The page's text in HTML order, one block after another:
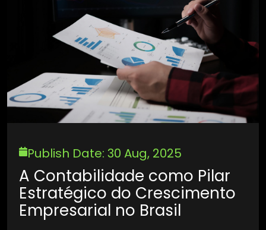
Publish Date: 30 Aug, 2025
A Contabilidade como Pilar
Estratégico do Crescimento
Empresarial no Brasil